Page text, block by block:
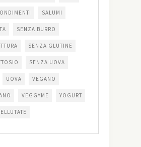
SALUMI
SENZA BURRO
SENZA GLUTINE
SENZA UOVA
UOVA VEGANO
VEGGYME YOGURT